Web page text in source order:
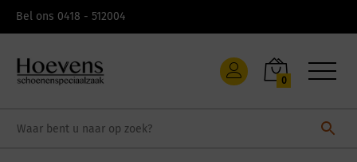
Bel ons 0418 - 512004
0